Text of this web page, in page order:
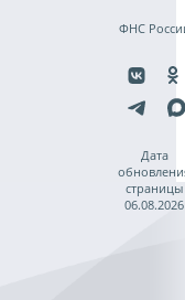
ФНС
Дата
страницы
06.08.2026